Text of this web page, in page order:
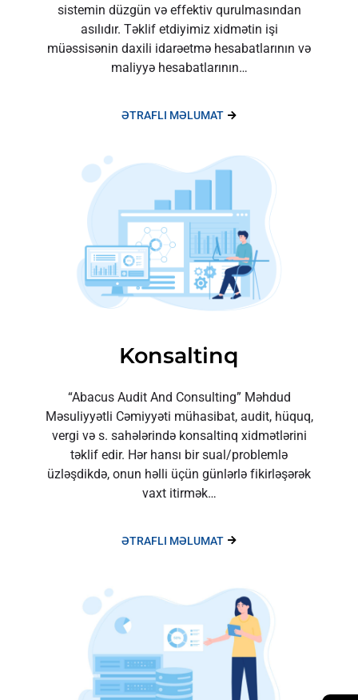
sistemin düzgün və effektiv qurulmasından
asılıdır. Təklif etdiyimiz xidmətin işi
müəssisənin daxili idarəetmə hesabatlarının və
maliyyə hesabatlarının…
ƏTRAFLI MƏLUMAT
Konsaltinq
“Abacus Audit And Consulting” Məhdud
Məsuliyyətli Cəmiyyəti mühasibat, audit, hüquq,
vergi və s. sahələrində konsaltinq xidmətlərini
təklif edir. Hər hansı bir sual/problemlə
üzləşdikdə, onun həlli üçün günlərlə fikirləşərək
vaxt itirmək…
ƏTRAFLI MƏLUMAT